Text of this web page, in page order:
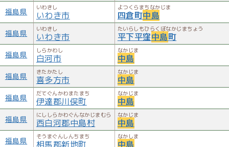
福島県 いわきし
いわき市
よつくらまちなかじま
四倉町中島
福島県 いわきし
いわき市
たいらしもひらくぼなかじまちょう
平下平窪中島町
福島県 しらかわし
白河市
なかじま
中島
福島県 きたかたし
喜多方市
なかじま
中島
福島県 だてぐんかわまたまち
伊達郡川俣町
なかじま
中島
福島県 にししらかわぐんなかじまむら
西白河郡中島村
なかじま
中島
福島県 そうまぐんしんちまち
相馬郡新地町
なかしま
中島